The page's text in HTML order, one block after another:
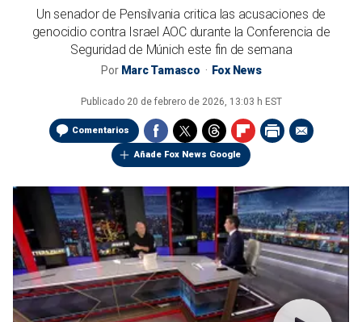
Un senador de Pensilvania critica las acusaciones de
genocidio contra Israel AOC durante la Conferencia de
Seguridad de Múnich este fin de semana
Por Marc Tamasco Fox News
Publicado 20 de febrero de 2026, 13:03 h EST
Comentarios
Añade Fox News Google